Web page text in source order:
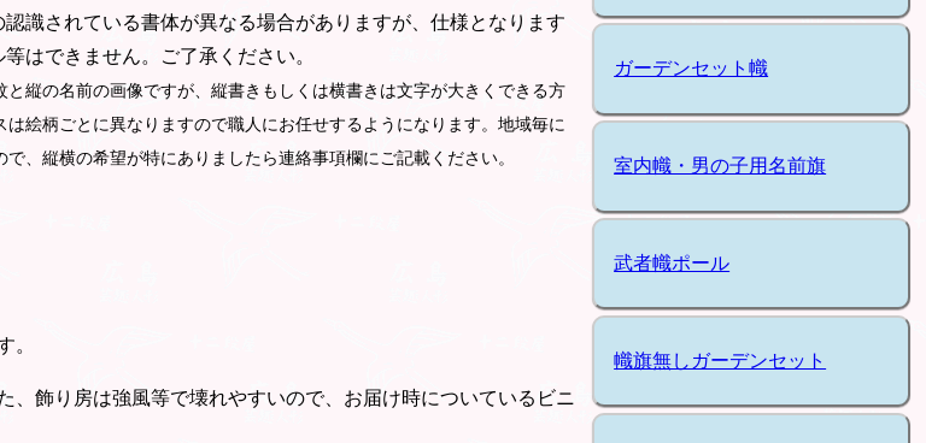
識されている書体が異なる場合がありますが、仕様となります
はできません。ご了承ください。
と縦の名前の画像ですが、縦書きもしくは横書きは文字が大きくできる方
絵柄ごとに異なりますので職人にお任せするようになります。地域毎に
、縦横の希望が特にありましたら連絡事項欄にご記載ください。
。
飾り房は強風等で壊れやすいので、お届け時についているビニ
ガーデンセット幟
室内幟・男の子用名前旗
武者幟ポール
幟旗無しガーデンセット